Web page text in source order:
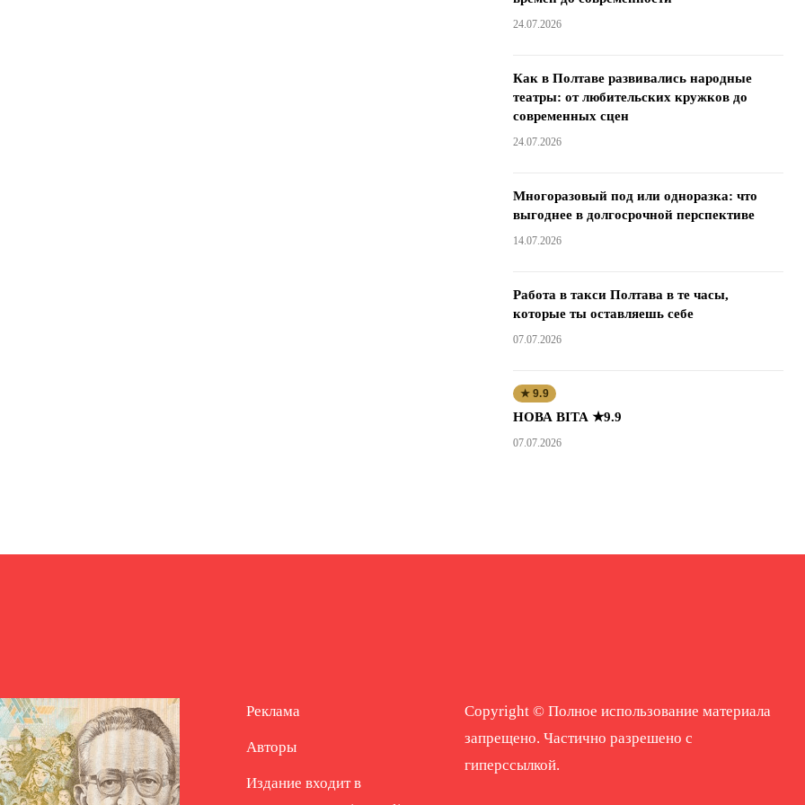
24.07.2026
Как в Полтаве развивались народные
театры: от любительских кружков до
современных сцен
24.07.2026
Многоразовый под или одноразка: что
выгоднее в долгосрочной перспективе
14.07.2026
Работа в такси Полтава в те часы,
которые ты оставляешь себе
07.07.2026
★ 9.9
НОВА ВІТА ★9.9
07.07.2026
Реклама
Авторы
Издание входит в
Copyright © Полное использование материала
запрещено. Частично разрешено с
гиперссылкой.